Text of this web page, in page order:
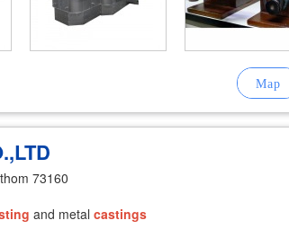
73160
and metal castings